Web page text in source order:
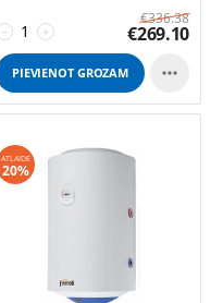
+
−
€336.38
€269.10
PIEVIENOT GROZAM 
ATLAIDE
20%